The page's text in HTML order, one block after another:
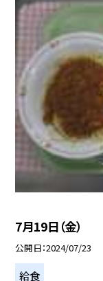
7月19日（金）
公開日 2024/07/23
給食